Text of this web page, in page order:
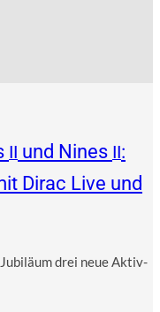
II und Nines II:
Dirac Live und
drei neue Aktiv­